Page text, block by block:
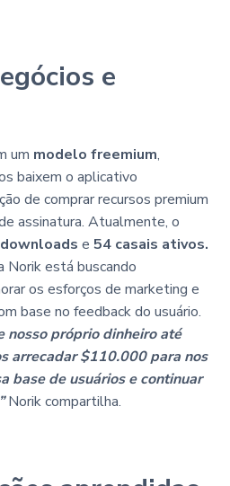
e
um modelo freemium,
baixem o aplicativo
de comprar recursos premium
assinatura. Atualmente, o
e 54 casais ativos.
Norik está buscando
os esforços de marketing e
base no feedback do usuário.
nosso próprio dinheiro até
arrecadar $110.000 para nos
base de usuários e continuar
Norik compartilha.